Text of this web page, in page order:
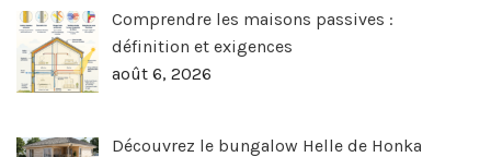
Comprendre les maisons passives :
définition et exigences
août 6, 2026
Découvrez le bungalow Helle de Honka